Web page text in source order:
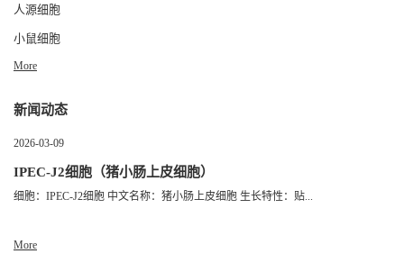
人源细胞
小鼠细胞
More
新闻动态
2026-03-09
IPEC-J2细胞（猪小肠上皮细胞）
细胞：IPEC-J2细胞 中文名称：猪小肠上皮细胞 生长特性：贴...
More